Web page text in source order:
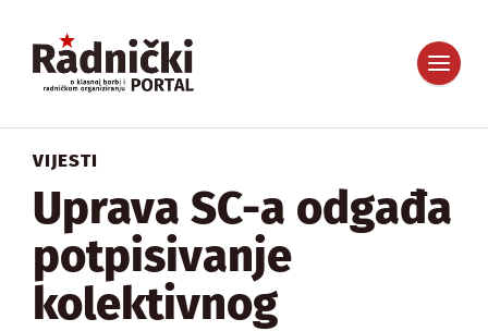
VIJESTI
Uprava SC-a odgađa
potpisivanje
kolektivnog